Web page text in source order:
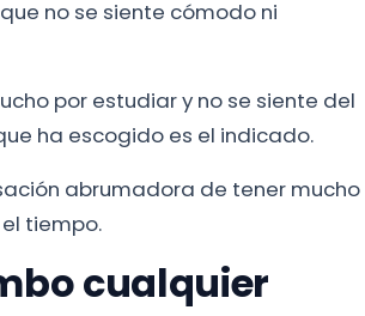
no se siente cómodo ni
por estudiar y no se siente del
ha escogido es el indicado.
abrumadora de tener mucho
tiempo.
cualquier